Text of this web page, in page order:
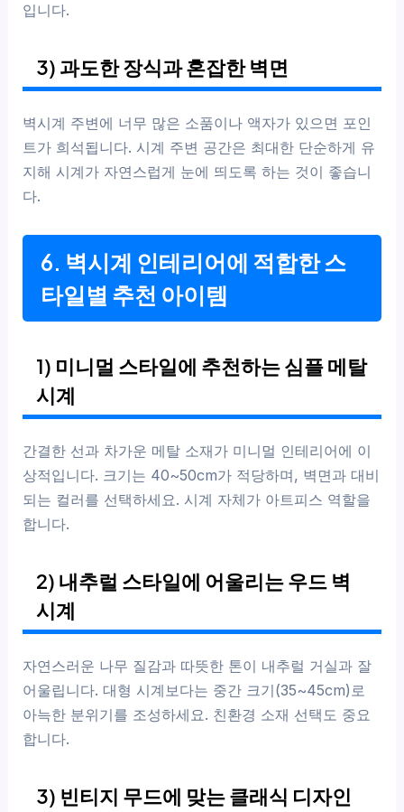
입니다.
3) 과도한 장식과 혼잡한 벽면
벽시계 주변에 너무 많은 소품이나 액자가 있으면 포인
트가 희석됩니다. 시계 주변 공간은 최대한 단순하게 유
지해 시계가 자연스럽게 눈에 띄도록 하는 것이 좋습니
다.
6. 벽시계 인테리어에 적합한 스
타일별 추천 아이템
1) 미니멀 스타일에 추천하는 심플 메탈
시계
간결한 선과 차가운 메탈 소재가 미니멀 인테리어에 이
상적입니다. 크기는 40~50cm가 적당하며, 벽면과 대비
되는 컬러를 선택하세요. 시계 자체가 아트피스 역할을
합니다.
2) 내추럴 스타일에 어울리는 우드 벽
시계
자연스러운 나무 질감과 따뜻한 톤이 내추럴 거실과 잘
어울립니다. 대형 시계보다는 중간 크기(35~45cm)로
아늑한 분위기를 조성하세요. 친환경 소재 선택도 중요
합니다.
3) 빈티지 무드에 맞는 클래식 디자인